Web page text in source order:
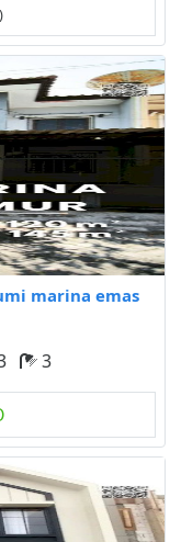
marina emas
3